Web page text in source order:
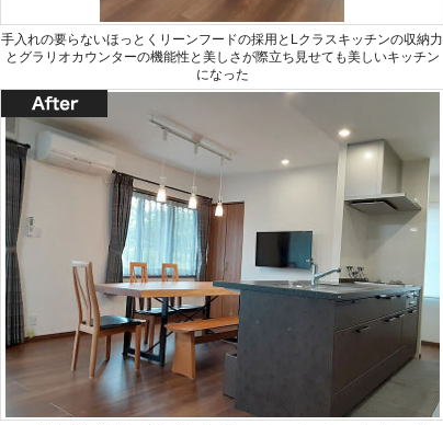
手入れの要らないほっとくリーンフードの採用とLクラスキッチンの収納力
とグラリオカウンターの機能性と美しさが際立ち見せても美しいキッチン
になった